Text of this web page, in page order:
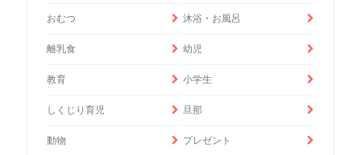
おむつ 沐浴・お風呂
離乳食 幼児
教育 小学生
しくじり育児 旦那
動物 プレゼント